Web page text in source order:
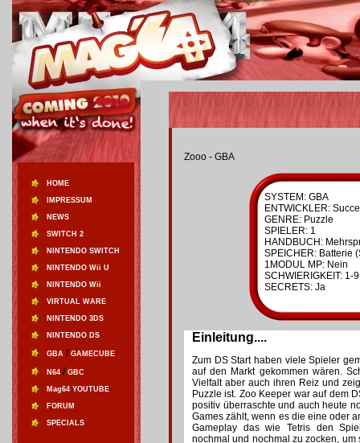
HOME
IMPRESSUM
NEWS
SWITCH 2
NINTENDO SWITCH
NINTENDO Wii U
NINTENDO Wii
VIRTUAL WARE
NINTENDO 3DS
NINTENDO DS
GBA / GAMECUBE
N64 / GBC
Mag64 YOUTUBE
FORUM
SPECIALS
Zooo - GBA
SYSTEM: GBA
ENTWICKLER:
GENRE: Puzzle
SPIELER: 1
HANDBUCH:
SPEICHER: Batterie
1MODUL MP: Nein
SCHWIERIGKEIT: 1-9
SECRETS: Ja
Einleitung....
Zum DS Start haben viele Spieler
auf den Markt gekommen wären.
Vielfalt aber auch ihren Reiz und
Puzzle ist. Zoo Keeper war auf dem
positiv überraschte und auch heute
Games zählt, wenn es die eine oder
Gameplay das wie Tetris den
nochmal und nochmal zu zocken,